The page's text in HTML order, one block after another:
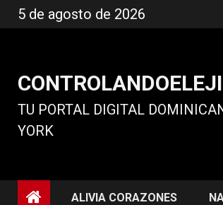
al
5 de agosto de 2026
TU PORTAL DIGITAL
YORK
ALIVIA CORAZONES